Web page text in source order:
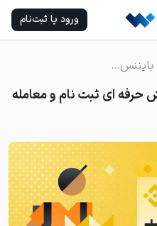
ورود یا ثبت‌نام
صرافی بایننس، معرفی و آموزش حرفه ای ثبت نام و معامله (آپدیت ۲۰۲۳)
حرفه ای ثبت نام و معامله